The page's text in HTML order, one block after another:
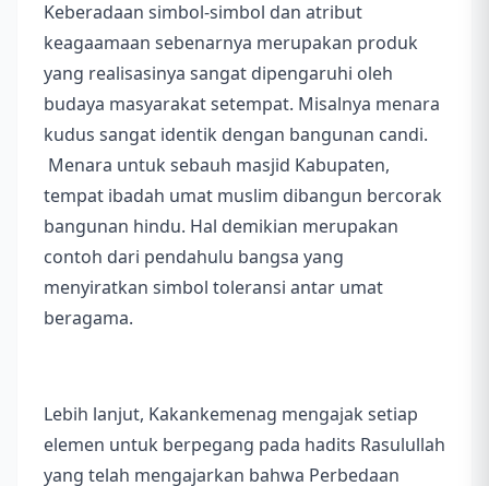
Keberadaan simbol-simbol dan atribut
keagaamaan sebenarnya merupakan produk
yang realisasinya sangat dipengaruhi oleh
budaya masyarakat setempat. Misalnya menara
kudus sangat identik dengan bangunan candi.
Menara untuk sebauh masjid Kabupaten,
tempat ibadah umat muslim dibangun bercorak
bangunan hindu. Hal demikian merupakan
contoh dari pendahulu bangsa yang
menyiratkan simbol toleransi antar umat
beragama.
Lebih lanjut, Kakankemenag mengajak setiap
elemen untuk berpegang pada hadits Rasulullah
yang telah mengajarkan bahwa Perbedaan